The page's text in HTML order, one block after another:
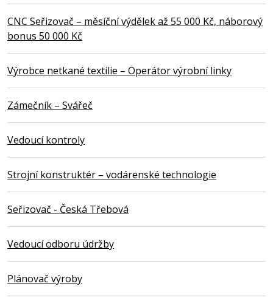
CNC Seřizovač – měsíční výdělek až 55 000 Kč, náborový
bonus 50 000 Kč
Výrobce netkané textilie – Operátor výrobní linky
Zámečník – Svářeč
Vedoucí kontroly
Strojní konstruktér – vodárenské technologie
Seřizovač - Česká Třebová
Vedoucí odboru údržby
Plánovač výroby